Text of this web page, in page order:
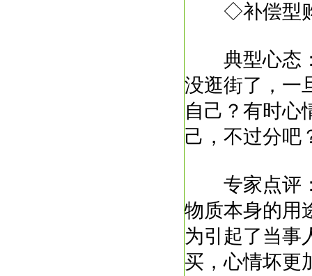
◇补偿型
典型心态：
没逛街了，一
自己？有时心
己，不过分吧
专家点评：
物质本身的用
为引起了当事
买，心情坏更